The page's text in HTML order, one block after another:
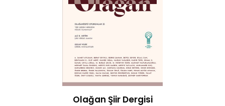
Olağan Şiir Dergisi